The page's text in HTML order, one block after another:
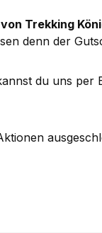
Trekking
denn der
du uns per